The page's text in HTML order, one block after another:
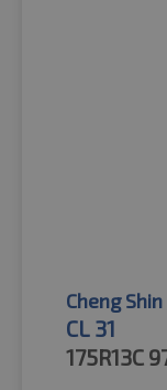
Cheng
CL 31
175R13C